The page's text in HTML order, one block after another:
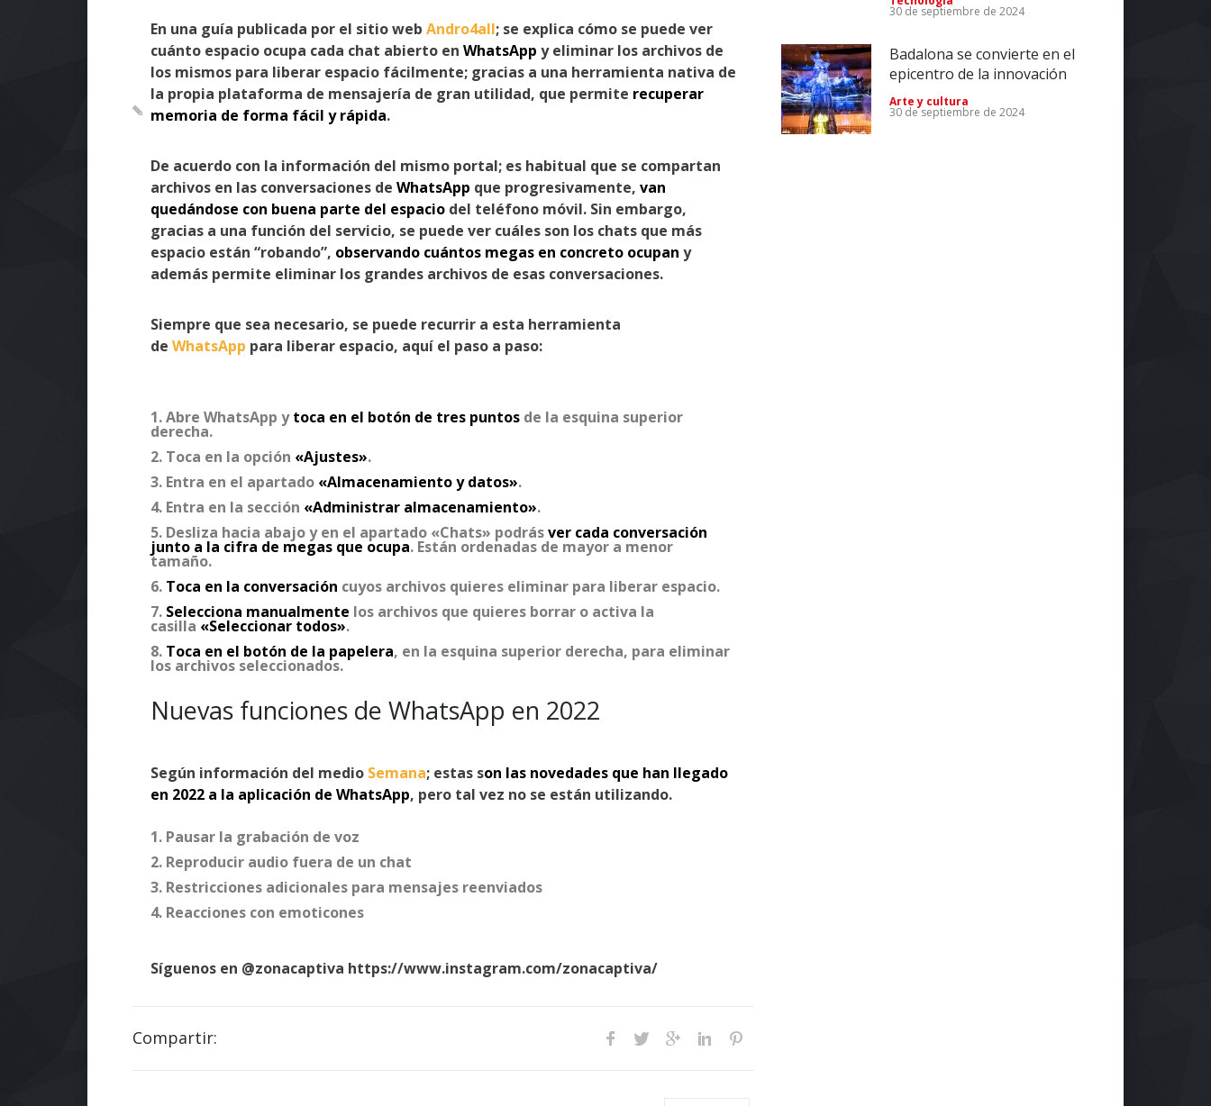
En una guía publicada por el sitio web Andro4all; se explica cómo se puede ver
cuánto espacio ocupa cada chat abierto en WhatsApp y eliminar los archivos de
los mismos para liberar espacio fácilmente; gracias a una herramienta nativa de
la propia plataforma de mensajería de gran utilidad, que permite recuperar
memoria de forma fácil y rápida.
De acuerdo con la información del mismo portal; es habitual que se compartan
archivos en las conversaciones de WhatsApp que progresivamente, van
quedándose con buena parte del espacio del teléfono móvil. Sin embargo,
gracias a una función del servicio, se puede ver cuáles son los chats que más
espacio están “robando”, observando cuántos megas en concreto ocupan y
además permite eliminar los grandes archivos de esas conversaciones.
Siempre que sea necesario, se puede recurrir a esta herramienta
de WhatsApp para liberar espacio, aquí el paso a paso:
Abre WhatsApp ytoca en el botón de tres puntos de la esquina superior
derecha.
Toca en la opción «Ajustes».
Entra en el apartado «Almacenamiento y datos».
Entra en la sección «Administrar almacenamiento».
Desliza hacia abajo y en el apartado «Chats» podrásver cada conversación
junto a la cifra de megas que ocupa. Están ordenadas de mayor a menor
tamaño.
Toca en la conversación cuyos archivos quieres eliminar para liberar espacio.
Selecciona manualmente los archivos que quieres borrar o activa la
casilla «Seleccionar todos».
Toca en el botón de la papelera, en la esquina superior derecha, para eliminar
los archivos seleccionados.
Nuevas funciones de WhatsApp en 2022
Según información del medio Semana; estas son las novedades que han llegado
en 2022 a la aplicación de WhatsApp, pero tal vez no se están utilizando.
Pausar la grabación de voz
Reproducir audio fuera de un chat
Restricciones adicionales para mensajes reenviados
Reacciones con emoticones
Síguenos en @zonacaptiva https://www.instagram.com/zonacaptiva/
Compartir:
30 de septiembre de 2024
Badalona se convierte en el
epicentro de la innovación
Arte y cultura
30 de septiembre de 2024